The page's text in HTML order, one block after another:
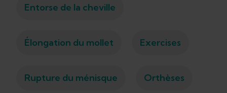
Entorse de la cheville
Élongation du mollet Exercises
Rupture du ménisque Orthèses